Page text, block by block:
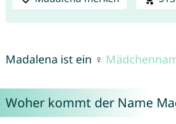
Madalena ist ein ♀
Woher kommt der Name